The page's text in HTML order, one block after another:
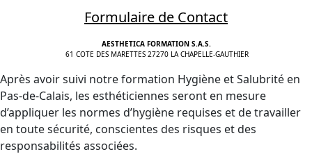
Formulaire de Contact
AESTHETICA FORMATION S.A.S.
61 COTE DES MARETTES 27270 LA CHAPELLE-GAUTHIER
Après avoir suivi notre formation Hygiène et Salubrité en
Pas-de-Calais, les esthéticiennes seront en mesure
d’appliquer les normes d’hygiène requises et de travailler
en toute sécurité, conscientes des risques et des
responsabilités associées.